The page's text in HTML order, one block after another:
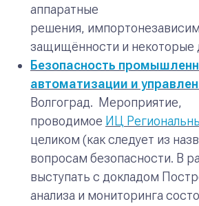
аппаратные
решения,
защищённости и некоторые
Безопасность
автоматизации и
Волгоград. Мероприятие,
проводимое ИЦ
целиком (как следует из
вопросам безопасности. В
выступать с докладом
анализа и мониторинга